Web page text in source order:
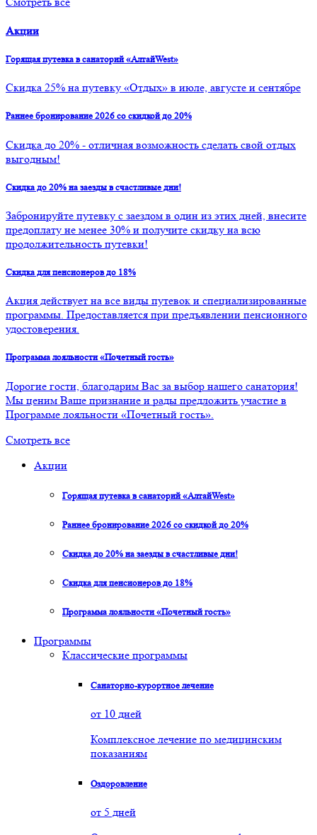
Акции
Горящая путевка в санаторий «АлтайWest»
Скидка 25% на путевку «Отдых» в июле, августе и сентябре
Раннее бронирование 2026 со скидкой до 20%
Скидка до 20% - отличная возможность сделать свой отдых
выгодным!
Скидка до 20% на заезды в счастливые дни!
Забронируйте путевку с заездом в один из этих дней, внесите
предоплату не менее 30% и получите скидку на всю
продолжительность путевки!
Скидка для пенсионеров до 18%
Акция действует на все виды путевок и специализированные
программы. Предоставляется при предъявлении пенсионного
удостоверения.
Программа лояльности «Почетный гость»
Дорогие гости, благодарим Вас за выбор нашего санатория!
Мы ценим Ваше признание и рады предложить участие в
Программе лояльности «Почетный гость».
Смотреть все
Акции
Горящая путевка в санаторий «АлтайWest»
Раннее бронирование 2026 со скидкой до 20%
Скидка до 20% на заезды в счастливые дни!
Скидка для пенсионеров до 18%
Программа лояльности «Почетный гость»
Программы
Классические программы
Санаторно-курортное лечение
от 10 дней
Комплексное лечение по медицинским
показаниям
Оздоровление
от 5 дней